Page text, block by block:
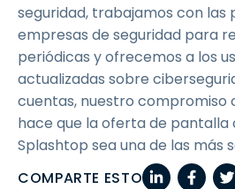
seguridad, trabajamos con las
empresas de seguridad para
periódicas y ofrecemos a los
actualizadas sobre
cuentas, nuestro compromiso
hace que la oferta de
Splashtop sea una de las más
COMPARTE ESTO